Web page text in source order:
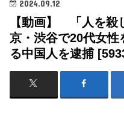
2024.09.12
【動画】 「人を
京・渋谷で20代女性
る中国人を逮捕